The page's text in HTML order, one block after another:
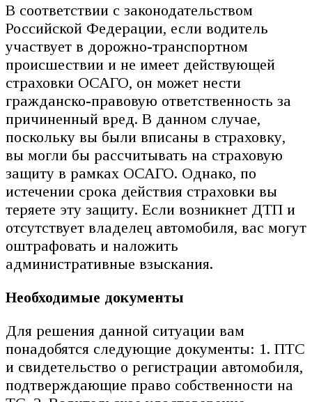
В соответствии с законодательством
Российской Федерации, если водитель
участвует в дорожно-транспортном
происшествии и не имеет действующей
страховки ОСАГО, он может нести
гражданско-правовую ответственность за
причиненный вред. В данном случае,
поскольку вы были вписаны в страховку,
вы могли бы рассчитывать на страховую
защиту в рамках ОСАГО. Однако, по
истечении срока действия страховки вы
теряете эту защиту. Если возникнет ДТП и
отсутствует владелец автомобиля, вас могут
оштрафовать и наложить
административные взыскания.
Необходимые документы
Для решения данной ситуации вам
понадобятся следующие документы: 1. ПТС
и свидетельство о регистрации автомобиля,
подтверждающие право собственности на